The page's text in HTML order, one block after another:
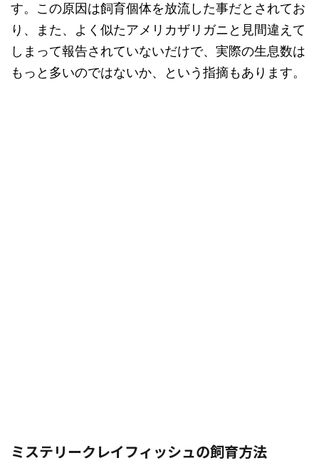
す。この原因は飼育個体を放流した事だとされてお
り、また、よく似たアメリカザリガニと見間違えて
しまって報告されていないだけで、実際の生息数は
もっと多いのではないか、という指摘もあります。
ミステリークレイフィッシュの飼育方法